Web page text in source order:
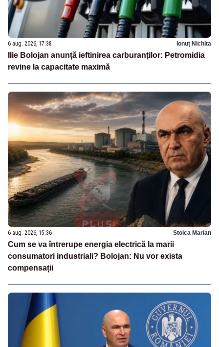
6 aug. 2026, 17:38 Ionuț Nichita
Ilie Bolojan anunță ieftinirea carburanților: Petromidia
revine la capacitate maximă
6 aug. 2026, 15:36 Stoica Marian
Cum se va întrerupe energia electrică la marii
consumatori industriali? Bolojan: Nu vor exista
compensații